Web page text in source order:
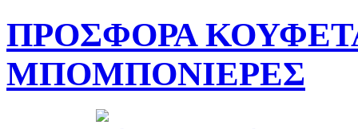
ΠΡΟΣΦΟΡΑ
ΜΠΟΜΠΟΝΙΕΡΕΣ